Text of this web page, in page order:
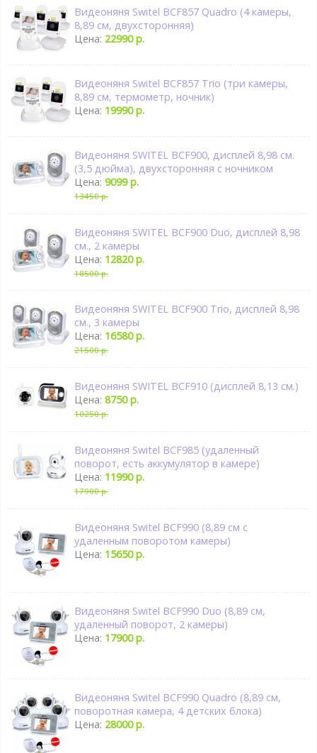
Видеоняня Switel BCF857 Quadro (4 камеры,
8,89 см, двухсторонняя)
Цена: 22990 р.
Видеоняня Switel BCF857 Trio (три камеры,
8,89 см, термометр, ночник)
Цена: 19990 р.
Видеоняня SWITEL BCF900, дисплей 8,98 см.
(3,5 дюйма), двухсторонняя с ночником
Цена:9099 р.
13450 р.
Видеоняня SWITEL BCF900 Duo, дисплей 8,98
см., 2 камеры
Цена: 12820 р.
18500 р.
Видеоняня SWITEL BCF900 Trio, дисплей 8,98
см., 3 камеры
Цена: 16580 р.
21500 р.
Видеоняня SWITEL BCF910 (дисплей 8,13 см.)
Цена:8750 р.
10250 р.
Видеоняня Switel BCF985 (удаленный
поворот, есть аккумулятор в камере)
Цена: 11990 р.
17900 р.
Видеоняня Switel BCF990 (8,89 см с
удаленным поворотом камеры)
Цена: 15650 р.
Видеоняня Switel BCF990 Duo (8,89 см,
удаленный поворот, 2 камеры)
Цена: 17900 р.
Видеоняня Switel BCF990 Quadro (8,89 см,
поворотная камера, 4 детских блока)
Цена: 28000 р.